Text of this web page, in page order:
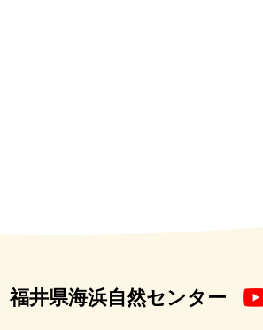
福井県海浜自然センター